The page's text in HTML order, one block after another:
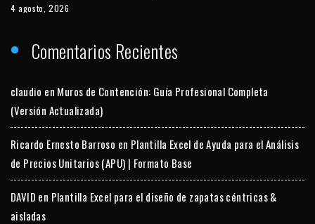
4 agosto, 2026
Comentarios Recientes
claudio en Muros de Contención: Guía Profesional Completa
(Versión Actualizada)
Ricardo Ernesto Barroso en Plantilla Excel de Ayuda para el Análisis
de Precios Unitarios (APU) | Formato Base
DAVID en Plantilla Excel para el diseño de zapatas céntricas &
aisladas